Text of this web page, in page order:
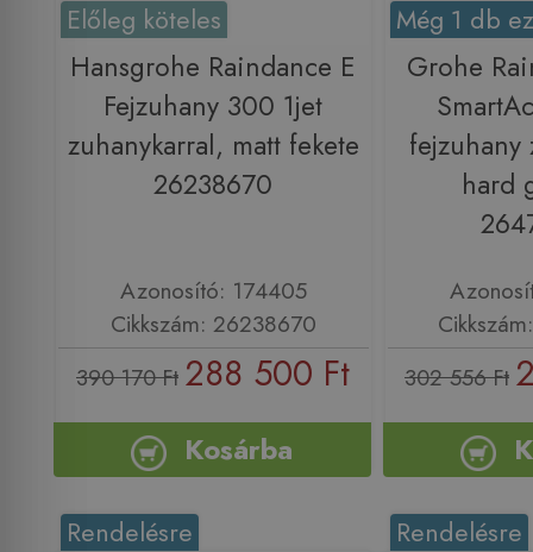
Előleg köteles
Hansgrohe Raindance E
Fejzuhany 300 1jet
zuhanykarral, matt fekete
26238670
Azonosító: 174405
Cikkszám: 26238670
390 170 Ft 288 500 Ft
Kosárba
Még 1 db
Grohe
fejzuhany
hard
302 556 Ft
Rendelésre Rendelésre